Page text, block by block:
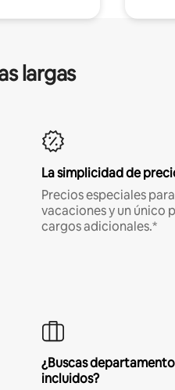
largas
La simplicidad de
Precios especiales
vacaciones y un único
cargos adicionales.*
¿Buscas
incluidos?